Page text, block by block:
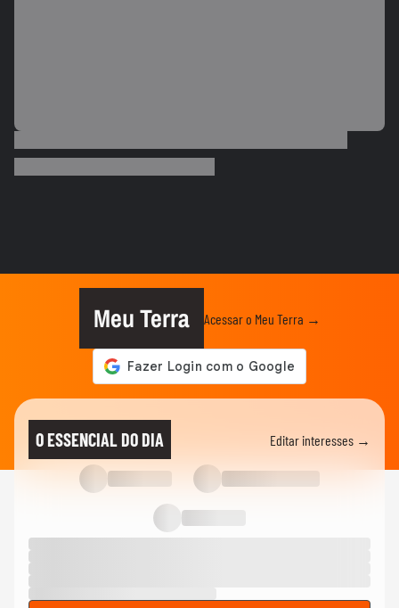
Santeiro', aos 88 anos
Repórter do 'Mais Você' mostra antes e
depois de perder 70 kg:...
Morre Benedito Ruy Barbosa, autor de
sucessos como ‘Pantanal’ e 'O...
COPA DO MUNDO DA FIFA 2026
Bíblia, bandejão e cuidado com a roupa:
Felipe Melo mostra...
Meu Terra Acessar o Meu Terra →
O ESSENCIAL DO DIA Editar interesses →